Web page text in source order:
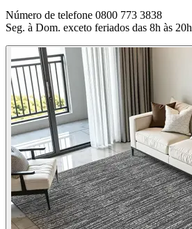
Número de telefone 0800 773 3838
Seg. à Dom. exceto feriados das 8h às 20h